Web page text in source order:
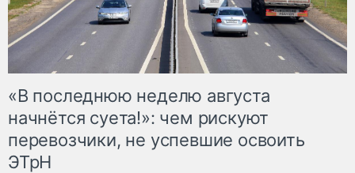
«В последнюю неделю августа
начнётся суета!»: чем рискуют
перевозчики, не успевшие освоить
ЭТрН